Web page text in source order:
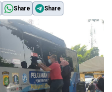
Share Share